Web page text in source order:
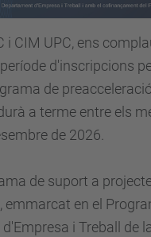
i CIM UPC, ens
d'inscripcions
de
a terme entre els
de 2026.
de suport a
emmarcat en el
i Treball de